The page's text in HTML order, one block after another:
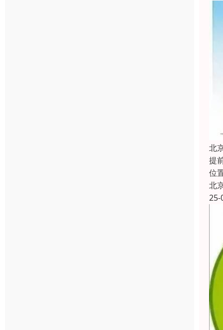
北
提
位
北
25-